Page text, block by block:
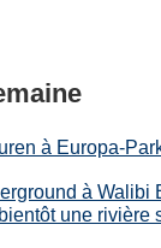
à Europa-
à Walibi
une rivière